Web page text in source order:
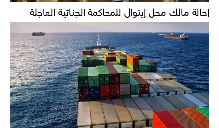
إحالة مالك محل إيتوال للمحاكمة الجنائية العاجلة